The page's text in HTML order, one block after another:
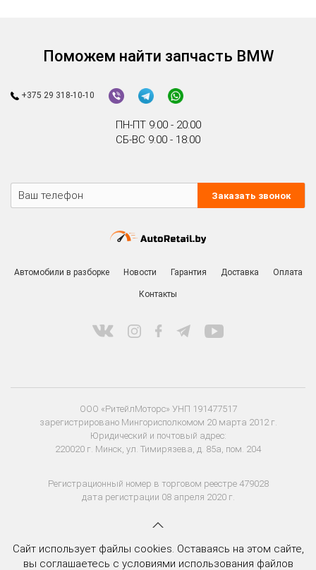
Поможем найти запчасть BMW
+375 29 318-10-10
ПН-ПТ 9:00 - 20:00
СБ-ВС 9:00 - 18:00
Заказать звонок
Автомобили в разборке Новости Гарантия Доставка Оплата
Контакты
ООО «РитейлМоторс» УНП 191477517
зарегистрировано Мингорисполкомом 20 марта 2012 г.
Юридический и почтовый адрес:
220020 г. Минск, ул. Тимирязева, д. 85а, пом. 204
Регистрационный номер в торговом реестре 479028
дата регистрации 08 апреля 2020 г.
Сайт использует файлы cookies. Оставаясь на этом сайте,
вы соглашаетесь с условиями использования файлов